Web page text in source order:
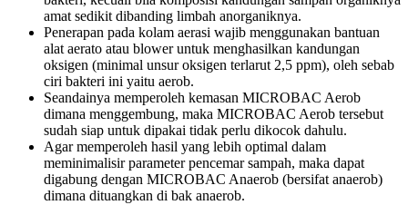
amat sedikit dibanding limbah anorganiknya.
Penerapan pada kolam aerasi wajib menggunakan bantuan
alat aerato atau blower untuk menghasilkan kandungan
oksigen (minimal unsur oksigen terlarut 2,5 ppm), oleh sebab
ciri bakteri ini yaitu aerob.
Seandainya memperoleh kemasan MICROBAC Aerob
dimana menggembung, maka MICROBAC Aerob tersebut
sudah siap untuk dipakai tidak perlu dikocok dahulu.
Agar memperoleh hasil yang lebih optimal dalam
meminimalisir parameter pencemar sampah, maka dapat
digabung dengan MICROBAC Anaerob (bersifat anaerob)
dimana dituangkan di bak anaerob.